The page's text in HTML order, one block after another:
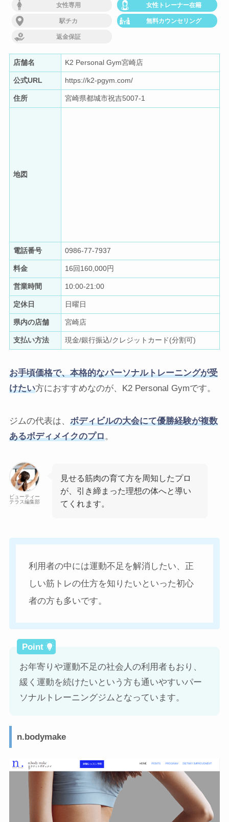
女性専用 女性トレーナー在籍
駅チカ 無料カウンセリング
返金保証
店舗名 K2 Personal Gym宮崎店
公式URL https://k2-pgym.com/
住所 宮崎県都城市祝吉5007-1
地図
電話番号 0986-77-7937
料金 16回160,000円
営業時間 10:00-21:00
定休日 日曜日
県内の店舗 宮崎店
支払い方法 現金/銀行振込/クレジットカード(分割可)
お手頃価格で、本格的なパーソナルトレーニングが受
けたい方におすすめなのが、K2 Personal Gymです。
ジムの代表は、 ボディビルの大会にて優勝経験が複数
あるボディメイクのプロ。
ビューティー
テラス編集部
見せる筋肉の育て方を周知したプロ
が、引き締まった理想の体へと導い
てくれます。
利用者の中には運動不足を解消したい、正
しい筋トレの仕方を知りたいといった初心
者の方も多いです。
お年寄りや運動不足の社会人の利用者もおり、
緩く運動を続けたいという方も通いやすいパー
ソナルトレーニングジムとなっています。
n.bodymake